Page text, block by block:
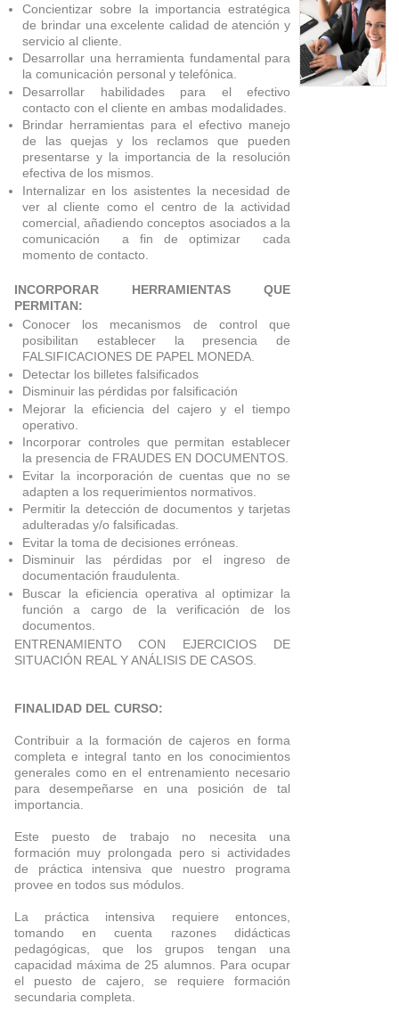
Concientizar sobre la importancia estratégica
de brindar una excelente calidad de atención y
servicio al cliente.
Desarrollar una herramienta fundamental para
la comunicación personal y telefónica.
Desarrollar habilidades para el efectivo
contacto con el cliente en ambas modalidades.
Brindar herramientas para el efectivo manejo
de las quejas y los reclamos que pueden
presentarse y la importancia de la resolución
efectiva de los mismos.
Internalizar en los asistentes la necesidad de
ver al cliente como el centro de la actividad
comercial, añadiendo conceptos asociados a la
comunicación a fin de optimizar cada
momento de contacto.
INCORPORAR HERRAMIENTAS QUE
PERMITAN:
Conocer los mecanismos de control que
posibilitan establecer la presencia de
FALSIFICACIONES DE PAPEL MONEDA.
Detectar los billetes falsificados
Disminuir las pérdidas por falsificación
Mejorar la eficiencia del cajero y el tiempo
operativo.
Incorporar controles que permitan establecer
la presencia de FRAUDES EN DOCUMENTOS.
Evitar la incorporación de cuentas que no se
adapten a los requerimientos normativos.
Permitir la detección de documentos y tarjetas
adulteradas y/o falsificadas.
Evitar la toma de decisiones erróneas.
Disminuir las pérdidas por el ingreso de
documentación fraudulenta.
Buscar la eficiencia operativa al optimizar la
función a cargo de la verificación de los
documentos.
ENTRENAMIENTO CON EJERCICIOS DE
SITUACIÓN REAL Y ANÁLISIS DE CASOS.
FINALIDAD DEL CURSO:
Contribuir a la formación de cajeros en forma
completa e integral tanto en los conocimientos
generales como en el entrenamiento necesario
para desempeñarse en una posición de tal
importancia.
Este puesto de trabajo no necesita una
formación muy prolongada pero si actividades
de práctica intensiva que nuestro programa
provee en todos sus módulos.
La práctica intensiva requiere entonces,
tomando en cuenta razones didácticas
pedagógicas, que los grupos tengan una
capacidad máxima de 25 alumnos. Para ocupar
el puesto de cajero, se requiere formación
secundaria completa.